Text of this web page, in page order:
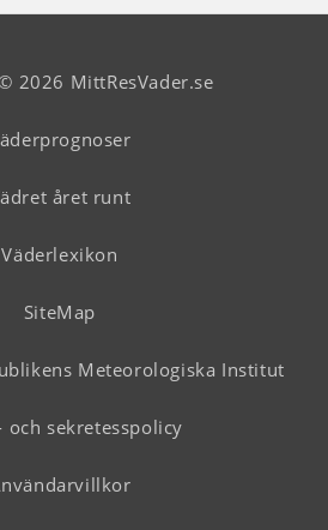
2026 MittResVader.se
året runt
Väderlexikon
SiteMap
Meteorologiska Institut
och sekretesspolicy